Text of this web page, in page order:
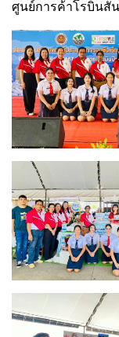
ศูนย์การค้าโรบินสั